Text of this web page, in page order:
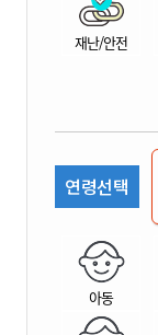
재난/안전
연령선택
아동